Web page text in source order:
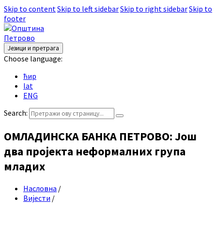
Skip to contentSkip to left sidebarSkip to right sidebarSkip to
footer
Језици и претрага
Choose language:
ћир
lat
ENG
Search:
ОМЛАДИНСКА БАНКА ПЕТРОВО: Још
два пројекта неформалних група
младих
Насловна /
Вијести /